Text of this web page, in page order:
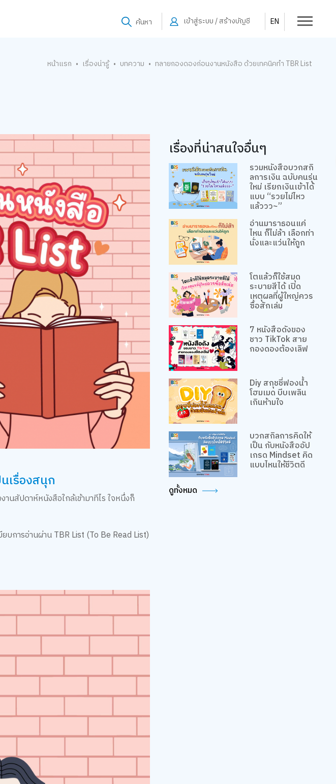
ค้นหา เข้าสู่ระบบ / สร้างบัญชี EN
หน้าแรก • เรื่องน่ารู้ • บทความ • ทลายกองดองก่อนงานหนังสือ ด้วยเทคนิคทำ TBR List
เรื่องสนุก
นสัปดาห์หนังสือใกล้เข้ามาทีไร ใจหนึ่งก็
บการอ่านผ่าน TBR List (To Be Read List)
เรื่องที่น่าสนใจอื่นๆ
รวมหนังสือบวกสกิ
ลการเงิน ฉบับคนรุ่น
ใหม่ เรียกเงินเข้าได้
แบบ “รวยไม่ไหว
แล้ววว~”
อ่านมาราธอนแค่
ไหน ก็ไม่ล้า เลือกท่า
นั่งและแว่นให้ถูก
โตแล้วก็ใช้สมุด
ระบายสีได้ เปิด
เหตุผลที่ผู้ใหญ่ควร
ซื้อสักเล่ม
7 หนังสือดังของ
ชาว TikTok สาย
กองดองต้องเลิฟ
Diy สกุชชี่ฟองน้ำ
โฮมเมด บีบเพลิน
เกินห้ามใจ
บวกสกิลการคิดให้
เป็น กับหนังสืออัป
เกรด Mindset คิด
แบบไหนให้ชีวิตดี
ดูทั้งหมด